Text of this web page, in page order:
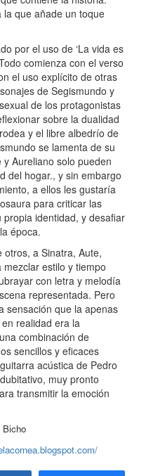
la que añade un toque
por el uso de ‘La vida es
comienza con el verso
el uso explícito de otras
de Segismundo y
de los protagonistas
sobre la dualidad
y el libre albedrío de
se lamenta de su
Aureliano solo pueden
del hogar., y sin embargo
a ellos les gustaría
para criticar las
identidad, y desafiar
época.
a Sinatra, Aute,
estilo y tiempo
con letra y melodía
representada. Pero
sensación que la apenas
realidad era la
combinación de
sencillos y eficaces
acústica de Pedro
muy pronto
transmitir la emoción
Bicho